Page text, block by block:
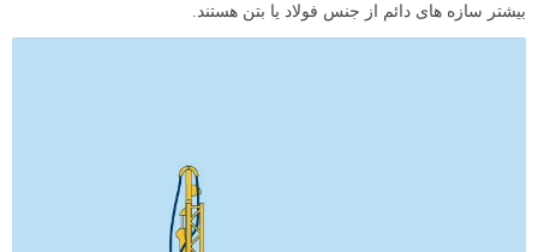
بیشتر سازه های دائم از جنس فولاد یا بتن هستند.